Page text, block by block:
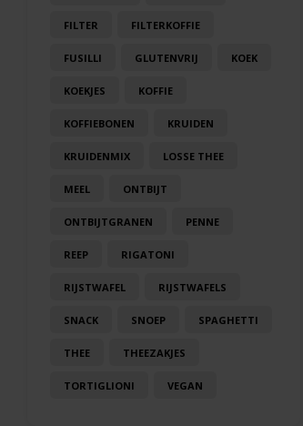
FILTER FILTERKOFFIE
FUSILLI GLUTENVRIJ KOEK
KOEKJES KOFFIE
KOFFIEBONEN KRUIDEN
KRUIDENMIX LOSSE THEE
MEEL ONTBIJT
ONTBIJTGRANEN PENNE
REEP RIGATONI
RIJSTWAFEL RIJSTWAFELS
SNACK SNOEP SPAGHETTI
THEE THEEZAKJES
TORTIGLIONI VEGAN